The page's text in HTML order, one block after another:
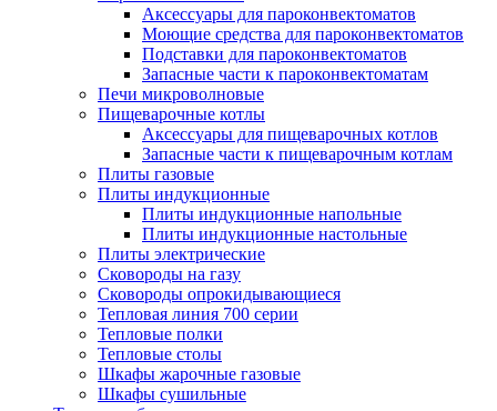
Аксессуары для пароконвектоматов
Моющие средства для пароконвектоматов
Подставки для пароконвектоматов
Запасные части к пароконвектоматам
Печи микроволновые
Пищеварочные котлы
Аксессуары для пищеварочных котлов
Запасные части к пищеварочным котлам
Плиты газовые
Плиты индукционные
Плиты индукционные напольные
Плиты индукционные настольные
Плиты электрические
Сковороды на газу
Сковороды опрокидывающиеся
Тепловая линия 700 серии
Тепловые полки
Тепловые столы
Шкафы жарочные газовые
Шкафы сушильные